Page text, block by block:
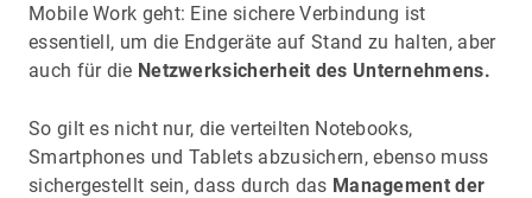
Mobile Work geht: Eine sichere Verbindung ist
essentiell, um die Endgeräte auf Stand zu halten, aber
auch für die Netzwerksicherheit des Unternehmens.
So gilt es nicht nur, die verteilten Notebooks,
Smartphones und Tablets abzusichern, ebenso muss
sichergestellt sein, dass durch das Management der